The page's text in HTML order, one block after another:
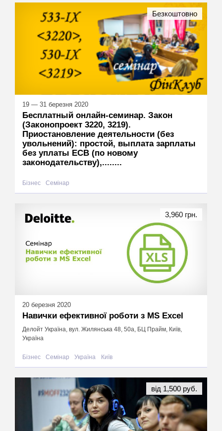
19 — 31 березня 2020
Бесплатный онлайн-семинар. Закон
(Законопроект 3220, 3219).
Приостановление деятельности (без
увольнений): простой, выплата зарплаты
без уплаты ЕСВ (по новому
законодательству),........
Бізнес Семінар
Безкоштовно
20 березня 2020
Навички ефективної роботи з MS Excel
Делойт Україна, вул. Жилянська 48, 50а, БЦ Прайм, Київ,
Україна
Бізнес Семінар Україна Київ
3,960 грн.
від 1,500 руб.